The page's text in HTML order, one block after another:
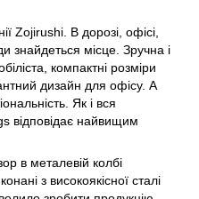
Zojirushi. В дорозі, офісі,
знайдеться місце. Зручна і
компактні розміри
дизайн для офісу. А
Як і вся
відповідає найвищим
в металевій колбі
з високоякісної сталі